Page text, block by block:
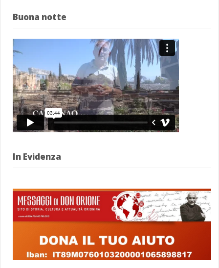
Buona notte
In Evidenza